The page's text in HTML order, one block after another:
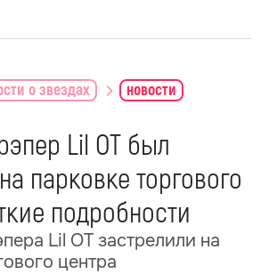
о звездах новости
Lil OT был
парковке торгового
подробности
Lil OT застрелили на
центра